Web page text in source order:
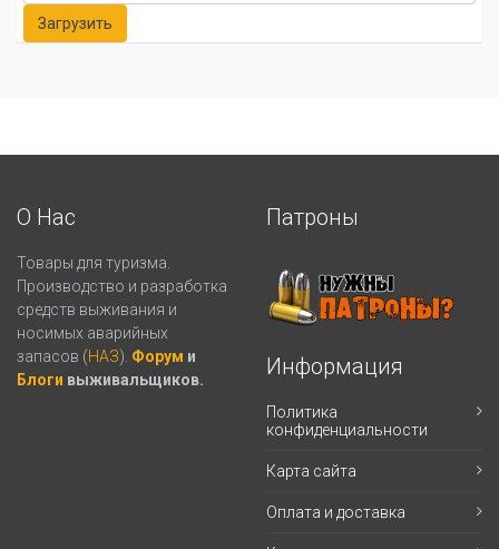
О Нас
Товары для туризма.
Производство и разработка
средств выживания и
носимых аварийных
запасов (НАЗ). Форум и
Блоги выживальщиков.
Патроны
Информация
Политика
конфиденциальности
Карта сайта
Оплата и доставка